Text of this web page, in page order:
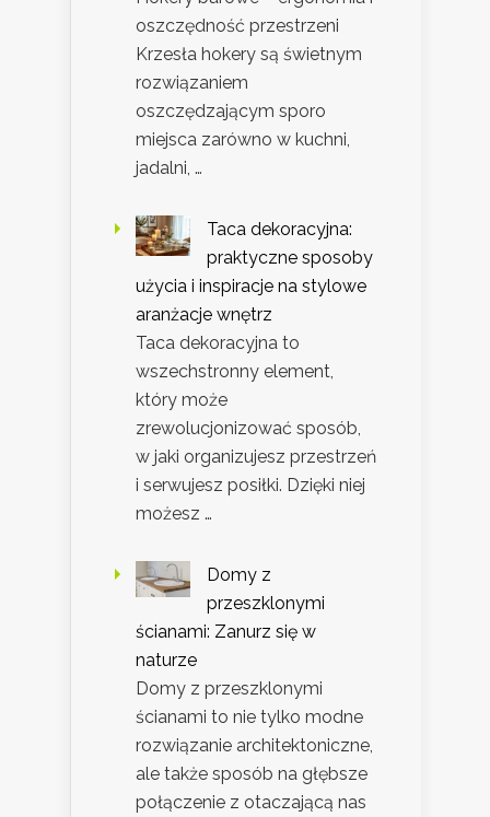
oszczędność przestrzeni
Krzesła hokery są świetnym
rozwiązaniem
oszczędzającym sporo
miejsca zarówno w kuchni,
jadalni, …
Taca dekoracyjna:
praktyczne sposoby
użycia i inspiracje na stylowe
aranżacje wnętrz
Taca dekoracyjna to
wszechstronny element,
który może
zrewolucjonizować sposób,
w jaki organizujesz przestrzeń
i serwujesz posiłki. Dzięki niej
możesz …
Domy z
przeszklonymi
ścianami: Zanurz się w
naturze
Domy z przeszklonymi
ścianami to nie tylko modne
rozwiązanie architektoniczne,
ale także sposób na głębsze
połączenie z otaczającą nas